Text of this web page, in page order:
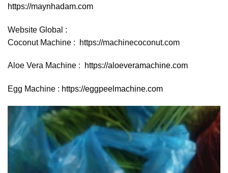
https://maynhadam.com
Website Global :
Coconut Machine :
https://machinecoconut.com
Aloe Vera Machine : https://aloeveramachine.com
Egg Machine : https://eggpeelmachine.com